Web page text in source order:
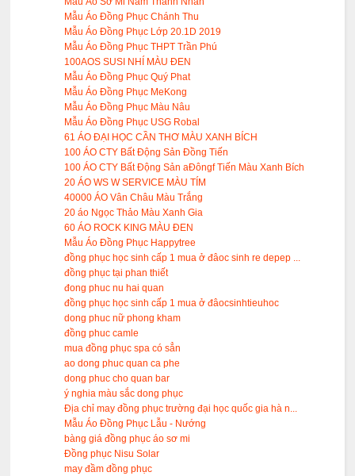
Mẫu Áo Đồng Phục Chánh Thu
Mẫu Áo Đồng Phục Lớp 20.1D 2019
Mẫu Áo Đồng Phục THPT Trần Phú
100AOS SUSI NHÍ MÀU ĐEN
Mẫu Áo Đồng Phục Quý Phat
Mẫu Áo Đồng Phục MeKong
Mẫu Áo Đồng Phục Màu Nâu
Mẫu Áo Đồng Phục USG Robal
61 ÁO ĐẠI HỌC CẦN THƠ MÀU XANH BÍCH
100 ÁO CTY Bất Động Sản Đồng Tiến
100 ÁO CTY Bất Động Sản aĐôngf Tiến Màu Xanh Bích
20 ÁO WS W SERVICE MÀU TÍM
40000 ÁO Vân Châu Màu Trắng
20 áo Ngọc Thảo Màu Xanh Gia
60 ÁO ROCK KING MÀU ĐEN
Mẫu Áo Đồng Phục Happytree
đồng phục học sinh cấp 1 mua ở đâoc sinh re depep ...
đồng phục tại phan thiết
đong phuc nu hai quan
đồng phục học sinh cấp 1 mua ở đâocsinhtieuhoc
dong phuc nữ phong kham
đồng phuc camle
mua đồng phục spa có sẳn
ao dong phuc quan ca phe
dong phuc cho quan bar
ý nghia màu sắc dong phục
Địa chỉ may đồng phục trường đại học quốc gia hà n...
Mẫu Áo Đồng Phục Lẫu - Nướng
bàng giá đồng phục áo sơ mi
Đồng phục Nisu Solar
may đầm đồng phục